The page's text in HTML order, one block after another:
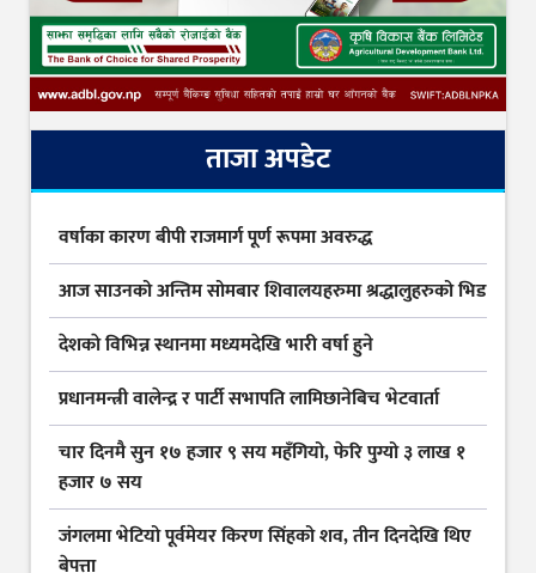
ताजा अपडेट
वर्षाका कारण बीपी राजमार्ग पूर्ण रूपमा अवरुद्ध
आज साउनको अन्तिम सोमबार शिवालयहरुमा श्रद्धालुहरुको भिड
देशकाे विभिन्न स्थानमा मध्यमदेखि भारी वर्षा हुने
प्रधानमन्त्री वालेन्द्र र पार्टी सभापति लामिछानेबिच भेटवार्ता
चार दिनमै सुन १७ हजार ९ सय महँगियो, फेरि पुग्यो ३ लाख १
हजार ७ सय
जंगलमा भेटियो पूर्वमेयर किरण सिंहको शव, तीन दिनदेखि थिए
बेपत्ता